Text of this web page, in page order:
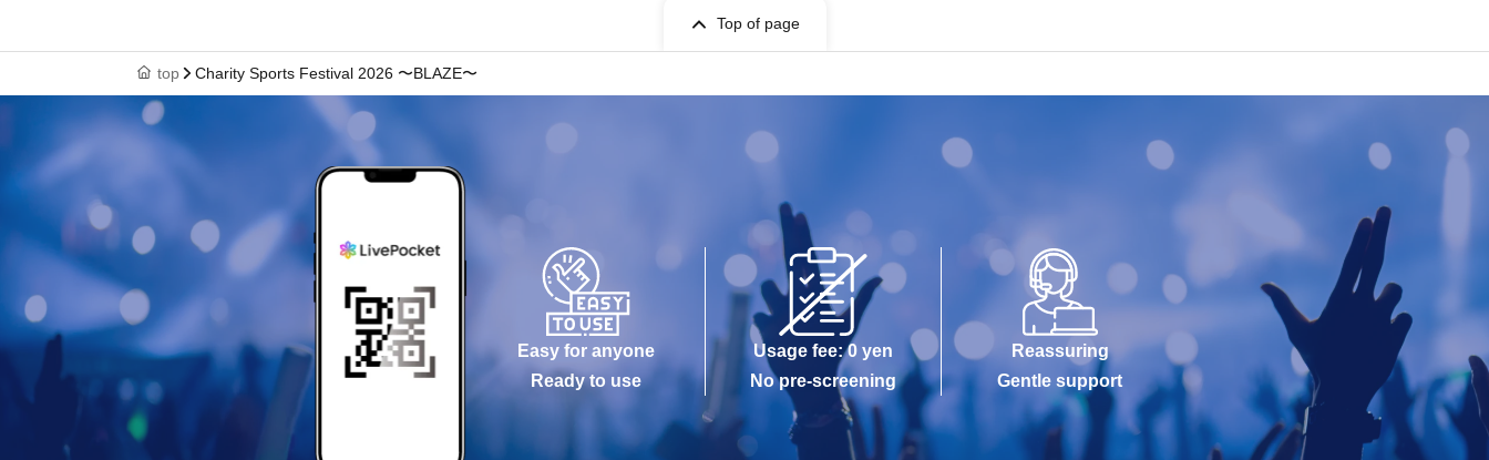
Top of page
top Charity Sports Festival 2026 〜BLAZE〜
Easy for anyone
Ready to use
Usage fee: 0 yen
No pre-screening
Reassuring
Gentle support